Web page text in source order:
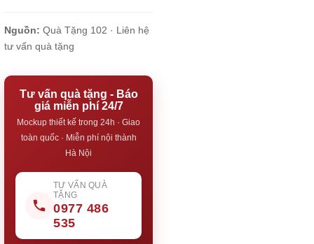
Nguồn: Quà Tặng 102 · Liên hệ
tư vấn quà tặng
Tư vấn quà tặng - Báo
giá miễn phí 24/7
Mockup thiết kế trong 24h · Giao
toàn quốc · Miễn phí nội thành
Hà Nội
TƯ VẤN QUÀ
TẶNG
0977 486
535